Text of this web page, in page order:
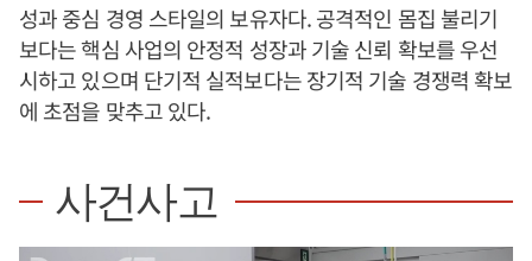
성과 중심 경영 스타일의 보유자다. 공격적인 몸집 불리기
보다는 핵심 사업의 안정적 성장과 기술 신뢰 확보를 우선
시하고 있으며 단기적 실적보다는 장기적 기술 경쟁력 확보
에 초점을 맞추고 있다.
사건사고